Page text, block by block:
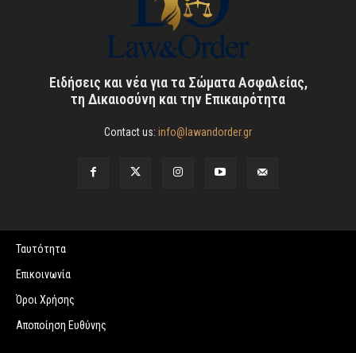
Ειδήσεις και νέα για τα Σώματα Ασφαλείας,
τη Δικαιοσύνη και την Επικαιρότητα
Contact us: info@lawandorder.gr
Ταυτότητα
Επικοινωνία
Όροι Χρήσης
Αποποίηση Ευθύνης